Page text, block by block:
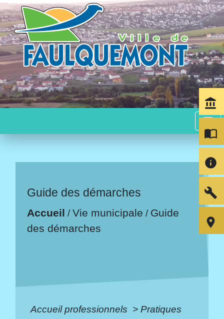
menu
Guide des démarches
Accueil /Vie municipale / Guide
des démarches
Accueil professionnels > Pratiques
account_balance
import_contacts
info
build
room